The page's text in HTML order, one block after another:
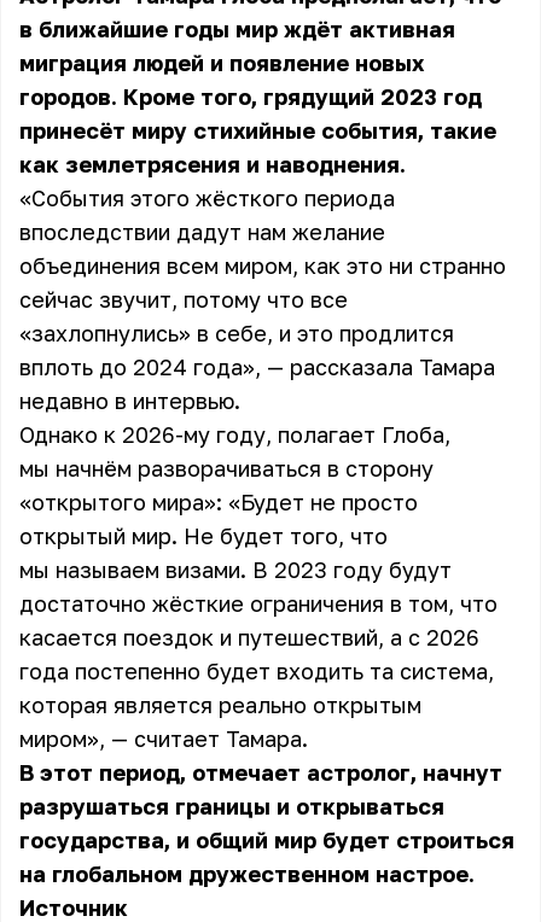
в ближайшие годы мир ждёт активная
миграция людей и появление новых
городов. Кроме того, грядущий 2023 год
принесёт миру стихийные события, такие
как землетрясения и наводнения.
«События этого жёсткого периода
впоследствии дадут нам желание
объединения всем миром, как это ни странно
сейчас звучит, потому что все
«захлопнулись» в себе, и это продлится
вплоть до 2024 года», — рассказала Тамара
недавно в интервью.
Однако к 2026-му году, полагает Глоба,
мы начнём разворачиваться в сторону
«открытого мира»: «Будет не просто
открытый мир. Не будет того, что
мы называем визами. В 2023 году будут
достаточно жёсткие ограничения в том, что
касается поездок и путешествий, а с 2026
года постепенно будет входить та система,
которая является реально открытым
миром», — считает Тамара.
В этот период, отмечает астролог, начнут
разрушаться границы и открываться
государства, и общий мир будет строиться
на глобальном дружественном настрое.
Источник